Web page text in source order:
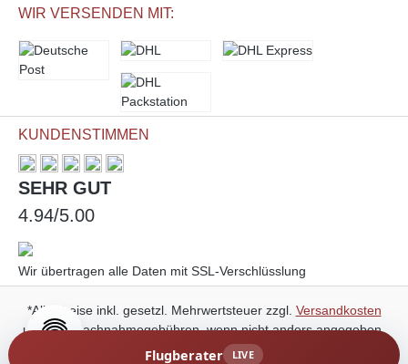
WIR VERSENDEN MIT:
KUNDENSTIMMEN
SEHR GUT
4.94/5.00
Wir übertragen alle Daten mit SSL-Verschlüsslung
*Alle Preise inkl. gesetzl. Mehrwertsteuer zzgl. Versandkosten
und ggf. Nachnahmegebühren, wenn nicht anders angegeben.
Flugberater LIVE